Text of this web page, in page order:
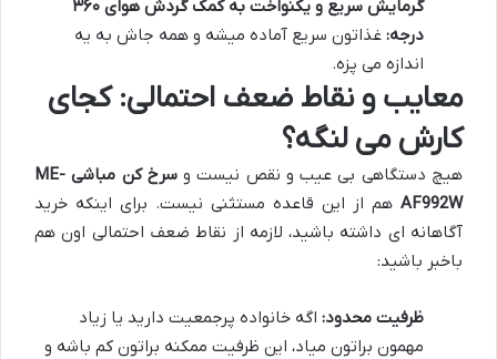
گرمایش سریع و یکنواخت به کمک گردش هوای ۳۶۰
درجه: غذاتون سریع آماده میشه و همه جاش به یه
اندازه می پزه.
معایب و نقاط ضعف احتمالی: کجای
کارش می لنگه؟
هیچ دستگاهی بی عیب و نقص نیست و
سرخ کن مباشی ME-
AF992W هم از این قاعده مستثنی نیست. برای اینکه خرید
آگاهانه ای داشته باشید، لازمه از نقاط ضعف احتمالی اون هم
باخبر باشید:
ظرفیت محدود: اگه خانواده پرجمعیت دارید یا زیاد
مهمون براتون میاد، این ظرفیت ممکنه براتون کم باشه و